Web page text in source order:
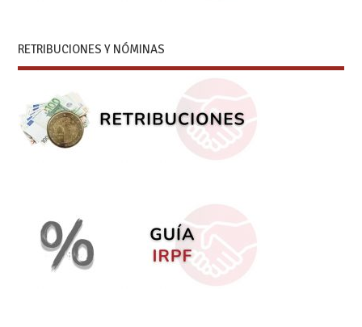
RETRIBUCIONES Y NÓMINAS